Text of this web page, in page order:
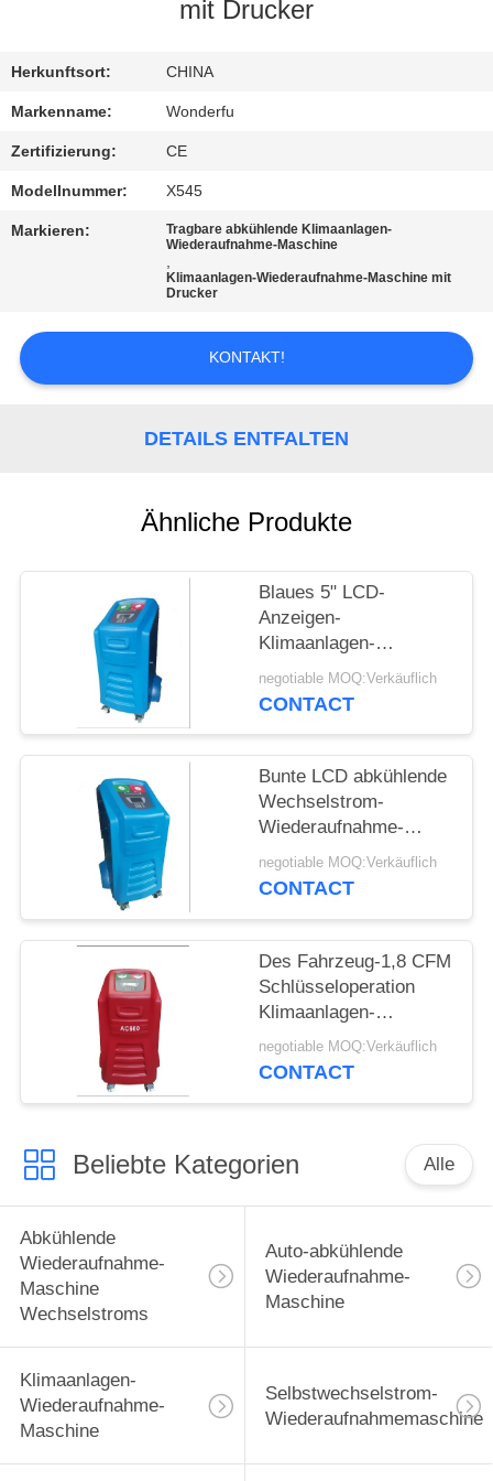
SIE
MIT
UNS
IN
VERBINDUNG
SIE
EIN
POLICY
mit Drucker
Herkunftsort: CHINA
Markenname: Wonderfu
Zertifizierung: CE
Modellnummer: X545
Markieren:
Tragbare abkühlende Klimaanlagen-
Wiederaufnahme-Maschine
,
Klimaanlagen-Wiederaufnahme-Maschine mit
Drucker
KONTAKT!
DETAILS ENTFALTEN
Ähnliche Produkte
Blaues 5" LCD-
Anzeigen-
Klimaanlagen-
Wiederaufnahme-
Maschine mit System
negotiable MOQ:Verkäuflich
CONTACT
Bunte LCD abkühlende
Wechselstrom-
Wiederaufnahme-
Nachladen-Maschine
für Spülungsreinigung
negotiable MOQ:Verkäuflich
CONTACT
Des Fahrzeug-1,8 CFM
Schlüsseloperation
Klimaanlagen-
Wiederaufnahme-der
Maschinen-eine
negotiable MOQ:Verkäuflich
CONTACT
Beliebte Kategorien Alle
Abkühlende
Wiederaufnahme-
Maschine
Wechselstroms
Auto-abkühlende
Wiederaufnahme-
Maschine
Klimaanlagen-
Wiederaufnahme-
Maschine
Selbstwechselstrom-
Wiederaufnahmemaschine